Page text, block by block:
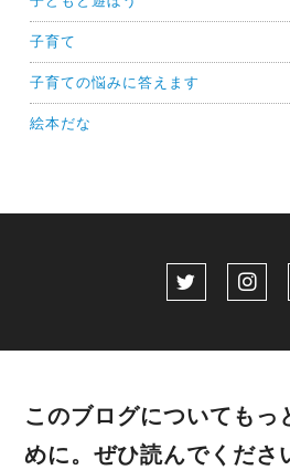
子育て
子育ての悩みに答えます
絵本だな
このブログについてもっ
めに。ぜひ読んでくださ